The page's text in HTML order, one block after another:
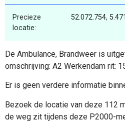
Precieze
locatie:
52.072.754,
De Ambulance, Brandweer is
omschrijving: A2 Werkendam rit:
Er is geen verdere informatie
Bezoek de locatie van deze 112
de weg zit tijdens deze P2000-